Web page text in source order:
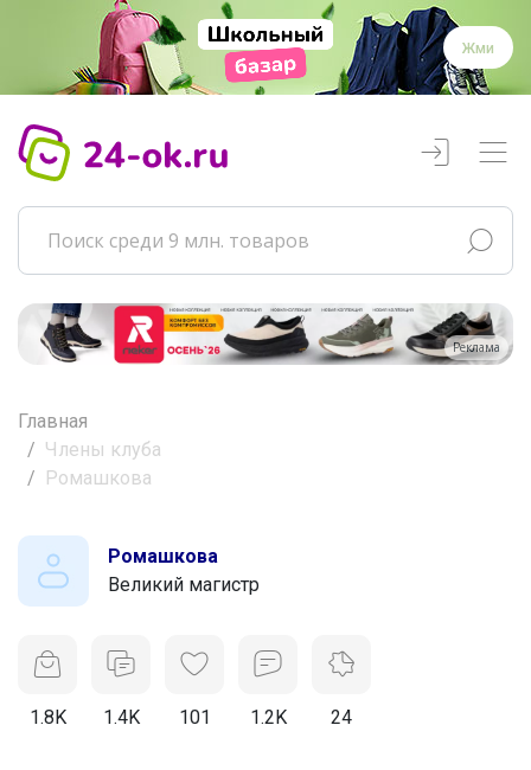
Жми
Реклама
Главная
Члены клуба
Ромашкова
Ромашкова
Великий магистр
1.8K 1.4K 101 1.2K 24